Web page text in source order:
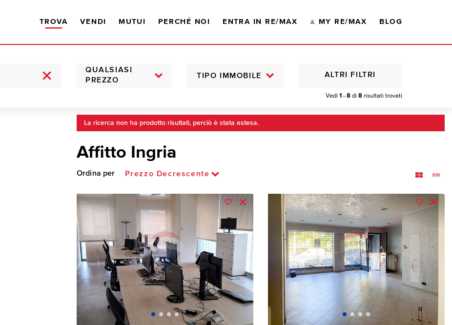
TROVA VENDI MUTUI PERCHÉ NOI ENTRA IN RE/MAX MY RE/MAX BLOG
QUALSIASI
PREZZO
TIPO IMMOBILE
Vedi 1 - 8 di 8 risultati trovati
ALTRI FILTRI
La ricerca non ha prodotto risultati, perciò è stata estesa.
Affitto Ingria
Ordina per Prezzo Decrescente